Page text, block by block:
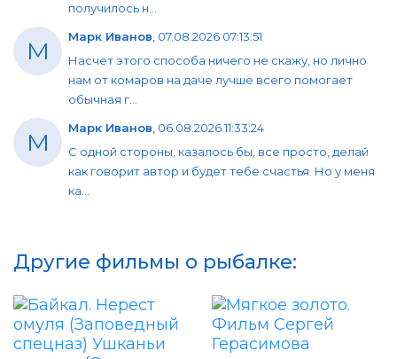
получилось н...
М Марк Иванов, 07.08.2026 07:13:51
Насчет этого способа ничего не скажу, но лично
нам от комаров на даче лучше всего помогает
обычная г...
М Марк Иванов, 06.08.2026 11:33:24
С одной стороны, казалось бы, все просто, делай
как говорит автор и будет тебе счастья. Но у меня
ка...
Другие фильмы о рыбалке: